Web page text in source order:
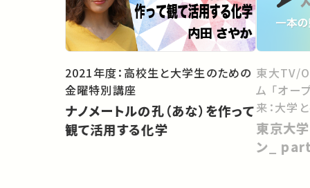
2021年度：高校生と大学生のための
金曜特別講座
ナノメートルの孔（あな）を作って
観て活用する化学
東大TV/
ム 「オー
来：大学
向けて」
東京大
ン_